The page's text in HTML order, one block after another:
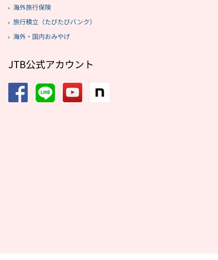
海外旅行保険
旅行積立（たびたびバンク）
海外・国内おみやげ
JTB公式アカウント